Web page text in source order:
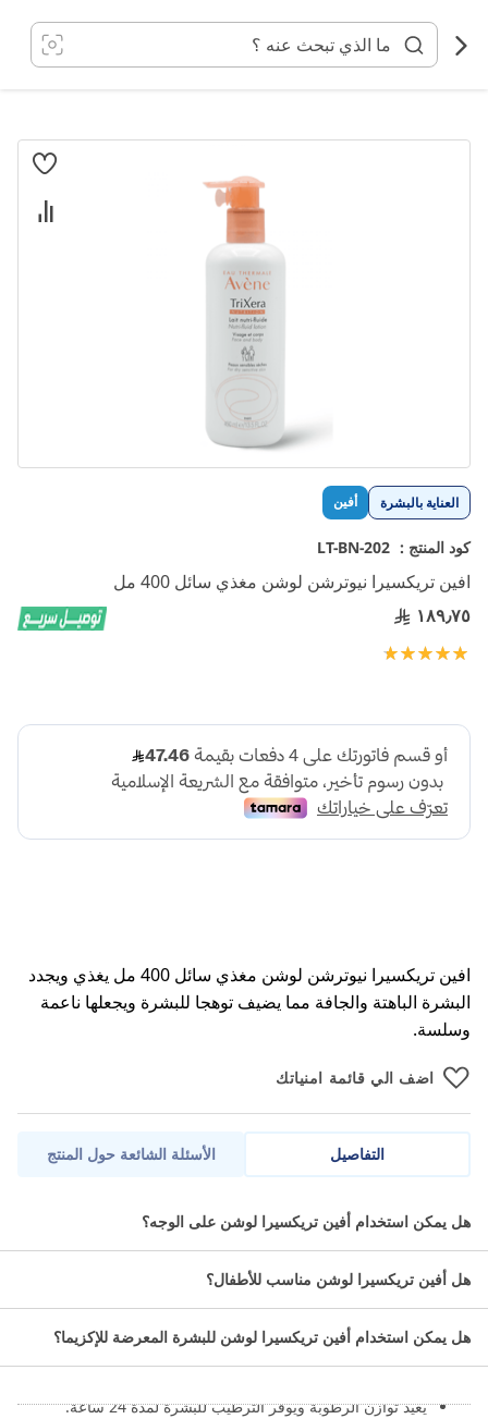
المحتوى
العناية بالبشرة أفين
كود المنتج : LT-BN-202
افين تريكسيرا نيوترشن لوشن مغذي سائل 400 مل
١٨٩٫٧٥
تقييم:
افين تريكسيرا نيوترشن لوشن مغذي سائل 400 مل يغذي ويجدد
البشرة الباهتة والجافة مما يضيف توهجا للبشرة ويجعلها ناعمة
وسلسة.
اضف الي قائمة امنياتك
انتقل
تخطي
إلى
بداية
معرض
الصور
التفاصيل
افين تريكسيرا نيوترشن لوشن مغذي سائل 400 مل يغذي ويجدد البشرة
ما هي مميزات افين تريكسيرا نيوترشن
لوشن؟
يعيد توازن الرطوبة ويوفر الترطيب للبشرة لمدة 24 ساعة.
الأسئلة الشائعة حول المنتج
هل يمكن استخدام أفين تريكسيرا لوشن على الوجه؟
هل أفين تريكسيرا لوشن مناسب للأطفال؟
هل يمكن استخدام أفين تريكسيرا لوشن للبشرة المعرضة للإكزيما؟